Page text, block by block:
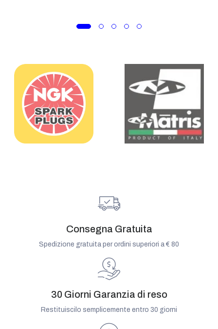
Consegna Gratuita
Spedizione gratuita per ordini superiori a € 80
30 Giorni Garanzia di reso
Restituiscilo semplicemente entro 30 giorni